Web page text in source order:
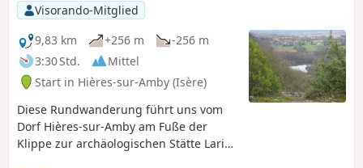
Visorando-Mitglied
9,83 km
+256 m
-256 m
3:30 Std.
Mittel
Start in Hières-sur-Amby (Isère)
Diese Rundwanderung führt uns vom
Dorf Hières-sur-Amby am Fuße der
Klippe zur archäologischen Stätte Larina